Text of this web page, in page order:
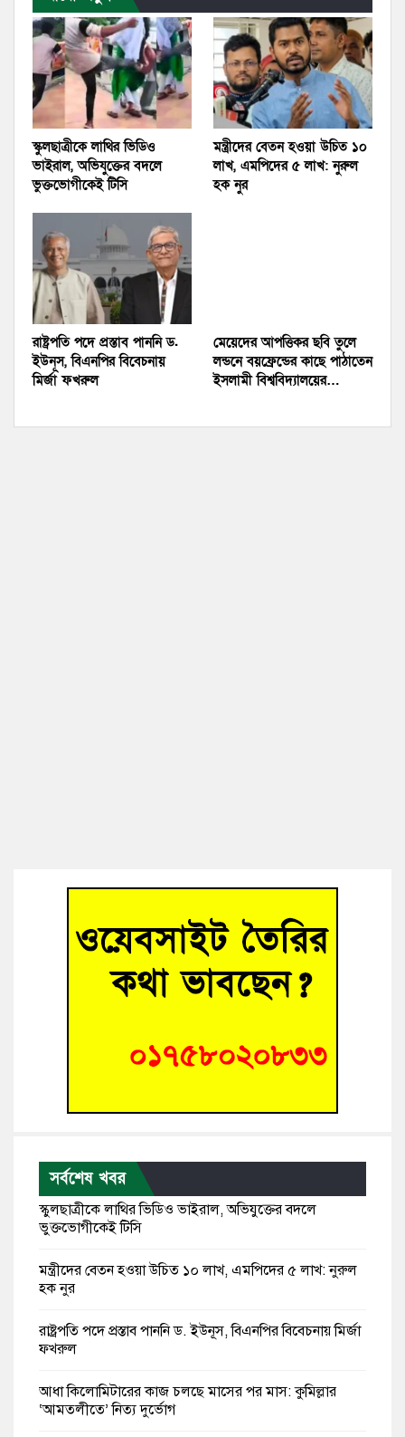
স্কুলছাত্রীকে লাথির ভিডিও
ভাইরাল, অভিযুক্তের বদলে
ভুক্তভোগীকেই টিসি
মন্ত্রীদের বেতন হওয়া উচিত ১০
লাখ, এমপিদের ৫ লাখ: নুরুল
হক নুর
রাষ্ট্রপতি পদে প্রস্তাব পাননি ড.
ইউনূস, বিএনপির বিবেচনায়
মির্জা ফখরুল
মেয়েদের আপত্তিকর ছবি তুলে
লন্ডনে বয়ফ্রেন্ডের কাছে পাঠাতেন
ইসলামী বিশ্ববিদ্যালয়ের…
সর্বশেষ খবর
স্কুলছাত্রীকে লাথির ভিডিও ভাইরাল, অভিযুক্তের বদলে
ভুক্তভোগীকেই টিসি
মন্ত্রীদের বেতন হওয়া উচিত ১০ লাখ, এমপিদের ৫ লাখ: নুরুল
হক নুর
রাষ্ট্রপতি পদে প্রস্তাব পাননি ড. ইউনূস, বিএনপির বিবেচনায় মির্জা
ফখরুল
আধা কিলোমিটারের কাজ চলছে মাসের পর মাস: কুমিল্লার
‘আমতলীতে’ নিত্য দুর্ভোগ